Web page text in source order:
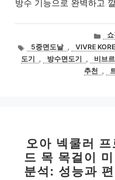
방수 기능으로 완벽하고
카
테
고
리
태
그
5중면도날 , VIVRE
도기
, 방수면도기 , 비브
추천
,
오아 넥쿨러
드 목 목걸이
분석: 성능과